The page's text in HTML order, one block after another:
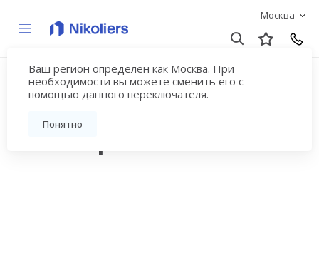
Москва
Ваш регион определен как Москва. При
необходимости вы можете сменить его с
помощью данного переключателя.
Понятно
Купить квартиру
новостройку у метро